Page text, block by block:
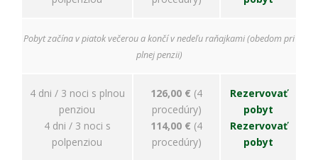
Pobyt začína v piatok večerou a končí v nedeľu raňajkami (obedom pri
plnej penzii)
4 dni / 3 noci s plnou
penziou
4 dni / 3 noci s
polpenziou
126,00 € (4
procedúry)
114,00 € (4
procedúry)
Rezervovať
pobyt
Rezervovať
pobyt